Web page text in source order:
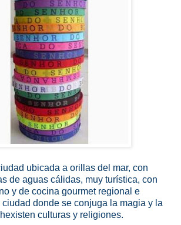
ubicada a orillas del mar, con
de aguas cálidas, muy turística, con
y de cocina gourmet regional e
donde se conjuga la magia y la
culturas y religiones.